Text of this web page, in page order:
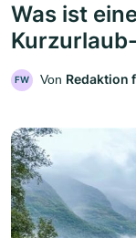
Was ist
FW Von Redaktion